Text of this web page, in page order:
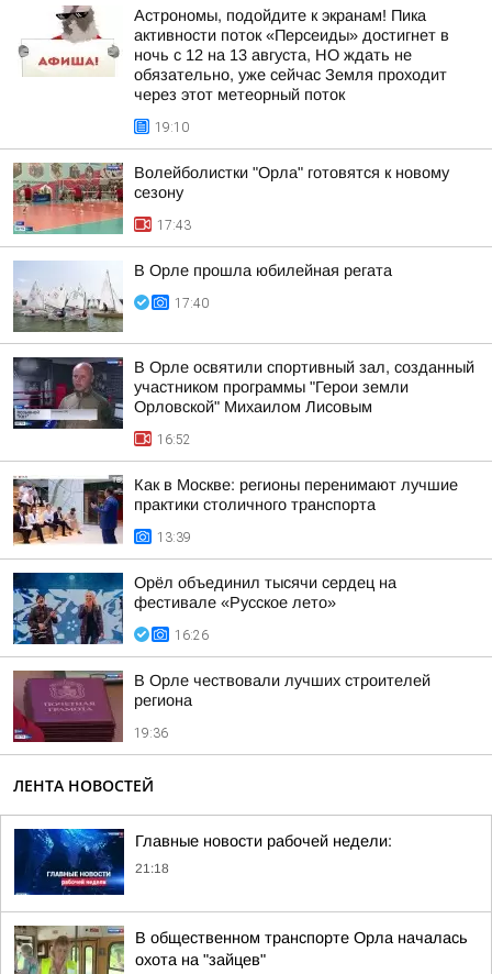
Астрономы, подойдите к экранам! Пика
активности поток «Персеиды» достигнет в
ночь с 12 на 13 августа, НО ждать не
обязательно, уже сейчас Земля проходит
через этот метеорный поток
19:10
Волейболистки "Орла" готовятся к новому
сезону
17:43
В Орле прошла юбилейная регата
17:40
В Орле освятили спортивный зал, созданный
участником программы "Герои земли
Орловской" Михаилом Лисовым
16:52
Как в Москве: регионы перенимают лучшие
практики столичного транспорта
13:39
Орёл объединил тысячи сердец на
фестивале «Русское лето»
16:26
В Орле чествовали лучших строителей
региона
19:36
ЛЕНТА НОВОСТЕЙ
Главные новости рабочей недели:
21:18
В общественном транспорте Орла началась
охота на "зайцев"